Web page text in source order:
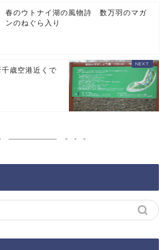
春のウトナイ湖の風物詩 数万羽のマガ
ンのねぐら入り
歳空港近くで